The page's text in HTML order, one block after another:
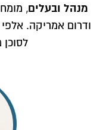
מנהל ובעלים,
ודרום אמריקה.